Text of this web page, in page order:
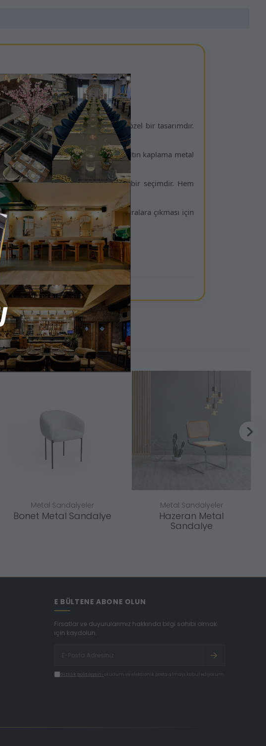
– Metal Tasarım
modern çizgilerle buluşturan özel bir tasarımdır.
görsel olarak daha hafif gösterir. Altın kaplama metal
isteyen iç mimarlar için ideal bir seçimdir. Hem
mobilyası gibi aramalarda üst sıralara çıkması için
Saklıdır
Metal Sandalyeler
Bonet Metal Sandalye
Metal Sandalyeler
Hazeran Metal
Sandalye
E BÜLTENE ABONE OLUN
Fırsatlar ve duyurularımız hakkında bilgi sahibi olmak
için kaydolun.
Gizlilik politikasını okudum ve elektronik posta almayı kabul ediyorum.